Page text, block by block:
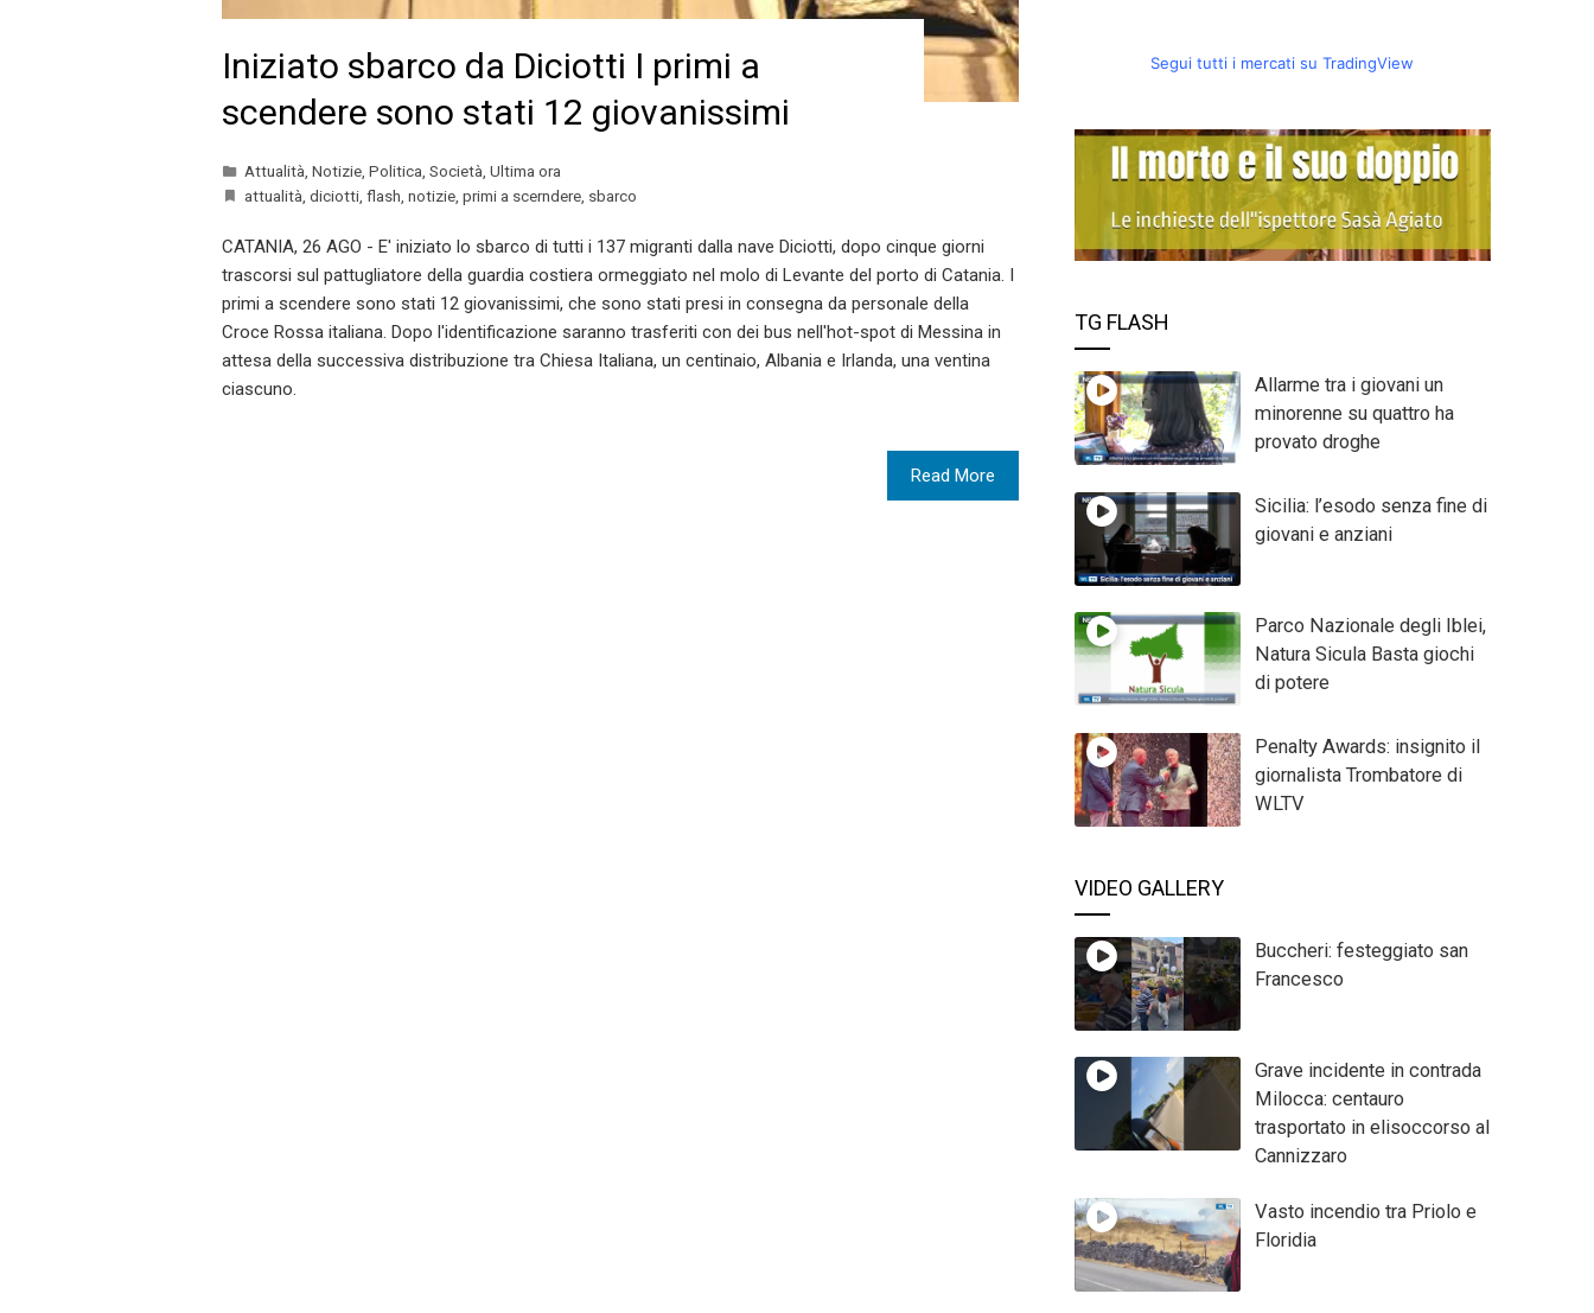
Iniziato sbarco da Diciotti I primi a
scendere sono stati 12 giovanissimi
Attualità Notizie Politica Società Ultima ora
attualità diciotti flash notizie primi a scerndere sbarco
CATANIA, 26 AGO - E' iniziato lo sbarco di tutti i 137 migranti dalla nave Diciotti, dopo cinque giorni
trascorsi sul pattugliatore della guardia costiera ormeggiato nel molo di Levante del porto di Catania. I
primi a scendere sono stati 12 giovanissimi, che sono stati presi in consegna da personale della
Croce Rossa italiana. Dopo l'identificazione saranno trasferiti con dei bus nell'hot-spot di Messina in
attesa della successiva distribuzione tra Chiesa Italiana, un centinaio, Albania e Irlanda, una ventina
ciascuno.
Read More
Segui tutti i mercati su TradingView
TG FLASH
Allarme tra i giovani un
minorenne su quattro ha
provato droghe
Sicilia: l’esodo senza fine di
giovani e anziani
Parco Nazionale degli Iblei,
Natura Sicula Basta giochi
di potere
Penalty Awards: insignito il
giornalista Trombatore di
WLTV
VIDEO GALLERY
Buccheri: festeggiato san
Francesco
Grave incidente in contrada
Milocca: centauro
trasportato in elisoccorso al
Cannizzaro
Vasto incendio tra Priolo e
Floridia